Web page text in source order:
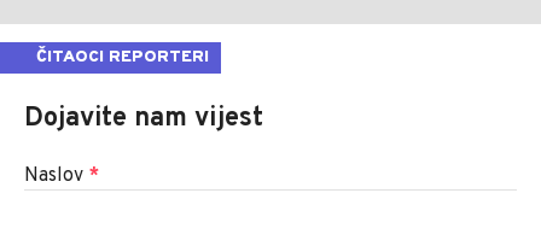
ČITAOCI REPORTERI
Dojavite nam vijest
Naslov *